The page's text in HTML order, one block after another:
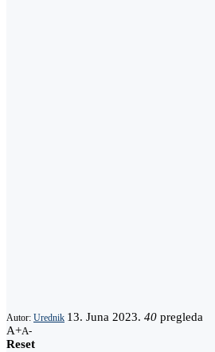
Autor: Urednik 13. Juna 2023. 40 pregleda
A+A-
Reset